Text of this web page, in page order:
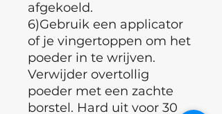
afgekoeld.
6)Gebruik een applicator
of je vingertoppen om het
poeder in te wrijven.
Verwijder overtollig
poeder met een zachte
borstel. Hard uit voor 30